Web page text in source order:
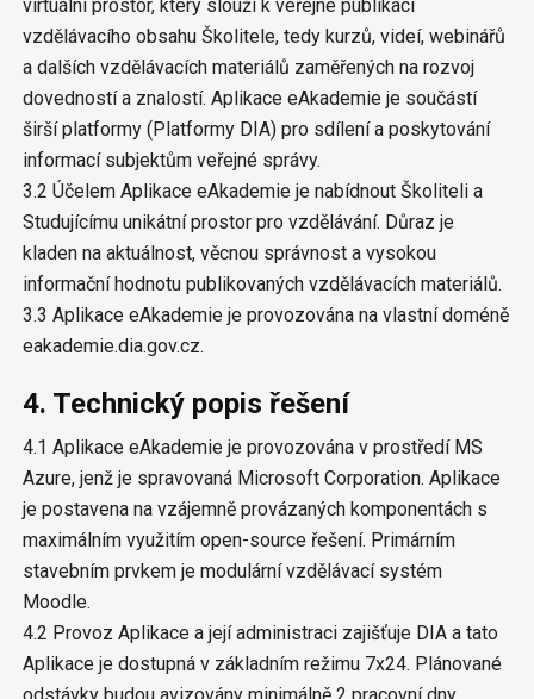
virtuální prostor, který slouží k veřejné publikaci
vzdělávacího obsahu Školitele, tedy kurzů, videí, webinářů
a dalších vzdělávacích materiálů zaměřených na rozvoj
dovedností a znalostí. Aplikace eAkademie je součástí
širší platformy (Platformy DIA) pro sdílení a poskytování
informací subjektům veřejné správy.
3.2 Účelem Aplikace eAkademie je nabídnout Školiteli a
Studujícímu unikátní prostor pro vzdělávání. Důraz je
kladen na aktuálnost, věcnou správnost a vysokou
informační hodnotu publikovaných vzdělávacích materiálů.
3.3 Aplikace eAkademie je provozována na vlastní doméně
eakademie.dia.gov.cz.
4. Technický popis řešení
4.1 Aplikace eAkademie je provozována v prostředí MS
Azure, jenž je spravovaná Microsoft Corporation. Aplikace
je postavena na vzájemně provázaných komponentách s
maximálním využitím open-source řešení. Primárním
stavebním prvkem je modulární vzdělávací systém
Moodle.
4.2 Provoz Aplikace a její administraci zajišťuje DIA a tato
Aplikace je dostupná v základním režimu 7x24. Plánované